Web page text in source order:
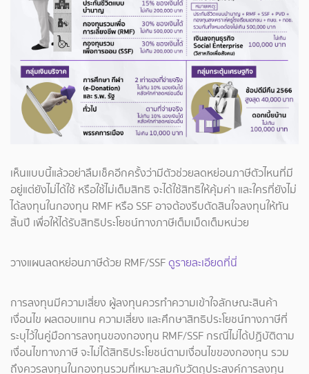
เห็นแบบนี้แล้วอย่าลืมเช็คอีกครั้งว่ามีตัวช่วยลดหย่อนภาษีตัวไหนที่มี
อยู่แต่ยังไม่ได้ใช้ หรือใช้ไม่เต็มสิทธิ จะได้ใช้สิทธิให้คุ้มค่า และใครที่ยังไม่
ได้ลงทุนในกองทุน RMF หรือ SSF อาจต้องรีบตัดสินใจลงทุนให้ทัน
สิ้นปี เพื่อให้ได้รับสิทธิประโยชน์ทางภาษีเต็มเม็ดเต็มหน่วย
วางแผนลดหย่อนภาษีด้วย RMF/SSFดูรายละเอียดที่นี่
การลงทุนมีความเสี่ยง ผู้ลงทุนควรทำความเข้าใจลักษณะสินค้า
เงื่อนไข ผลตอบแทน ความเสี่ยง และศึกษาสิทธิประโยชน์ทางภาษีที่
ระบุไว้ในคู่มือการลงทุนของกองทุน RMF/SSF กรณีไม่ได้ปฏิบัติตาม
เงื่อนไขทางภาษี จะไม่ได้สิทธิประโยชน์ตามเงื่อนไขของกองทุน รวม
ถึงควรลงทุนในกองทุนรวมที่เหมาะสมกับวัตถุประสงค์การลงทุน